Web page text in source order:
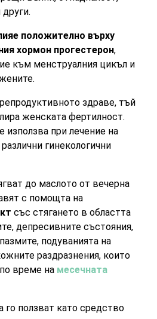
положително върху
хормон прогестерон,
към менструалния цикъл и
здраве, тъй
женската фертилност.
при лечение на
гинекологични
до маслото от вечерна
с помощта на
със стягането в областта
депресивните състояния,
подуванията на
раздразнения, които
време на месечната
ползват като средство